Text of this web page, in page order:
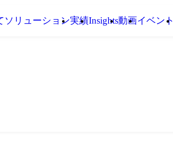
ソリューション実績Insights動画イベント